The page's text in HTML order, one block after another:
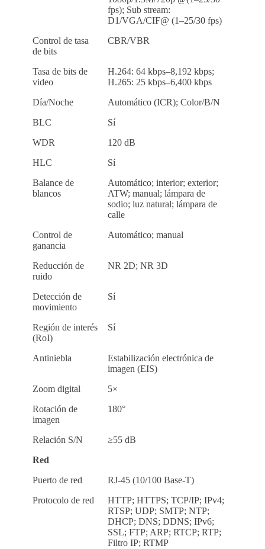
fps); Sub stream:
D1/VGA/CIF@ (1–25/30 fps)
Control de tasa
de bits
CBR/VBR
Tasa de bits de
video
H.264: 64 kbps–8,192 kbps;
H.265: 25 kbps–6,400 kbps
Día/Noche
Automático (ICR); Color/B/N
BLC
Sí
WDR
120 dB
HLC
Sí
Balance de
blancos
Automático; interior; exterior;
ATW; manual; lámpara de
sodio; luz natural; lámpara de
calle
Control de
ganancia
Automático; manual
Reducción de
ruido
NR 2D; NR 3D
Detección de
movimiento
Sí
Región de interés
(RoI)
Sí
Antiniebla
Estabilización electrónica de
imagen (EIS)
Zoom digital
5×
Rotación de
imagen
180°
Relación S/N
≥55 dB
Red
Puerto de red
RJ-45 (10/100 Base-T)
Protocolo de red
HTTP; HTTPS; TCP/IP; IPv4;
RTSP; UDP; SMTP; NTP;
DHCP; DNS; DDNS; IPv6;
SSL; FTP; ARP; RTCP; RTP;
Filtro IP; RTMP